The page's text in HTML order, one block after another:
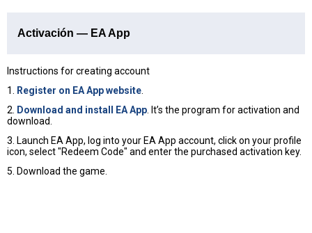
Activación — EA App
Instructions for creating account
1.
Register on EA App website
2.
Download and install EA App . It’s the program for activation and
download.
3. Launch EA App, log into your EA App account, click on your profile
icon, select "Redeem Code" and enter the purchased activation key.
5. Download the game.